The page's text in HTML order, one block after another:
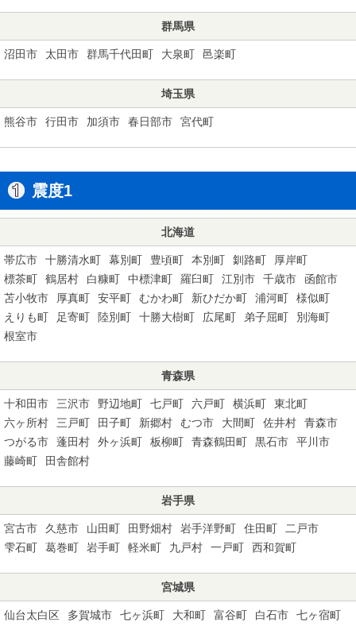
群馬県
沼田市 太田市 群馬千代田町 大泉町 邑楽町
埼玉県
熊谷市 行田市 加須市 春日部市 宮代町
震度1
北海道
帯広市 十勝清水町 幕別町 豊頃町 本別町 釧路町
厚岸町
標茶町
鶴居村 白糠町 中標津町 羅臼町 江別市 千歳市
函館市
苫小牧市
厚真町 安平町 むかわ町 新ひだか町 浦河町
様似町
えりも町
足寄町 陸別町 十勝大樹町 広尾町 弟子屈町
別海町
根室市
青森県
十和田市 三沢市 野辺地町 七戸町 六戸町 横浜町
東北町
六ヶ所村
三戸町 田子町 新郷村 むつ市 大間町 佐井村
青森市
つがる市
蓬田村 外ヶ浜町 板柳町 青森鶴田町 黒石市
平川市
藤崎町
田舎館村
岩手県
宮古市 久慈市 山田町 田野畑村 岩手洋野町 住田町
二戸市
雫石町
葛巻町 岩手町 軽米町 九戸村 一戸町 西和賀町
宮城県
仙台太白区 多賀城市 七ヶ浜町 大和町 富谷町 白石市
七ヶ宿町